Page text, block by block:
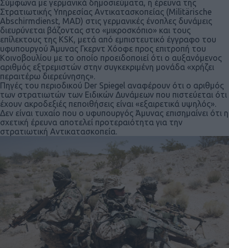
Σύμφωνα με γερμανικά δημοσιεύματα, η έρευνα της
Στρατιωτικής Υπηρεσίας Αντικατασκοπείας (Militärische
Abschirmdienst, MAD) στις γερμανικές ένοπλες δυνάμεις
διευρύνεται βάζοντας στο «μικροσκόπιο» και τους
επίλεκτους της KSK, μετά από εμπιστευτικό έγγραφο του
υφυπουργού Άμυνας Γκερντ Χόοφε προς επιτροπή του
Κοινοβουλίου με το οποίο προειδοποιεί ότι ο αυξανόμενος
αριθμός εξτρεμιστών στην συγκεκριμένη μονάδα «χρήζει
περαιτέρω διερεύνησης».
Πηγές του περιοδικού Der Spiegel αναφέρουν ότι ο αριθμός
των στρατιωτών των Ειδικών Δυνάμεων που πιστεύεται ότι
έχουν ακροδεξιές πεποιθήσεις είναι «εξαιρετικά υψηλός».
Δεν είναι τυχαίο που ο υφυπουργός Άμυνας επισημαίνει ότι η
σχετική έρευνα αποτελεί προτεραιότητα για την
στρατιωτική Αντικατασκοπεία.